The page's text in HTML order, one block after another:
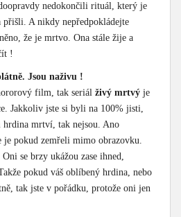
nedokončili rituál, který je
přišli. A nikdy nepředpokládejte
že je mrtvo. Ona stále žije a
!
Jsou naživu !
film, tak seriál živý mrtvý je
Jakkoliv jste si byli na 100% jisti,
hrdina mrtví, tak nejsou. Ano
je pokud zemřeli mimo obrazovku.
se brzy ukážou zase ihned,
pokud váš oblíbený hrdina, nebo
tak jste v pořádku, protože oni jen